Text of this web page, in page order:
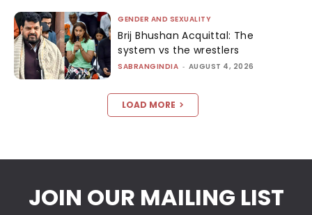
GENDER AND SEXUALITY
Brij Bhushan Acquittal: The
system vs the wrestlers
SABRANGINDIA - AUGUST 4, 2026
LOAD MORE
JOIN OUR MAILING LIST